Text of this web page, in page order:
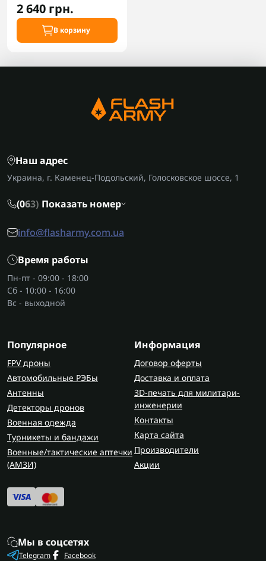
2 640 грн.
В корзину
Наш адрес
Украина, г. Каменец-Подольский, Голосковское шоссе, 1
(063) Показать номер
info@flasharmy.com.ua
Время работы
Пн-пт - 09:00 - 18:00
Сб - 10:00 - 16:00
Вс - выходной
Популярное
FPV дроны
Автомобильные РЭБы
Антенны
Детекторы дронов
Военная одежда
Турникеты и бандажи
Военные/тактические аптечки
(AMЗИ)
Информация
Договор оферты
Доставка и оплата
3D-печать для милитари-
инженерии
Контакты
Карта сайта
Производители
Акции
Мы в соцсетях
Telegram Facebook